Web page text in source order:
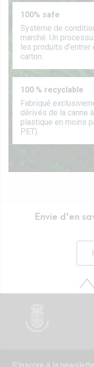
100% safe
Système de
marché. Un
les produits
carton.
100 % recyclable
Fabriqué
dérivés de la canne
plastique en moins
PET).
Envie d'en